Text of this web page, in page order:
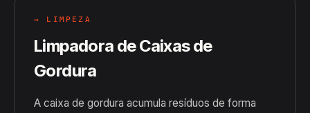
→ LIMPEZA
Limpadora de Caixas de
Gordura
A caixa de gordura acumula resíduos de forma